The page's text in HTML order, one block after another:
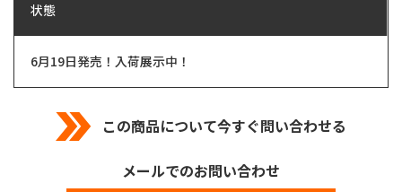
状態
6月19日発売！入荷展示中！
この商品について今すぐ問い合わせる
メールでのお問い合わせ